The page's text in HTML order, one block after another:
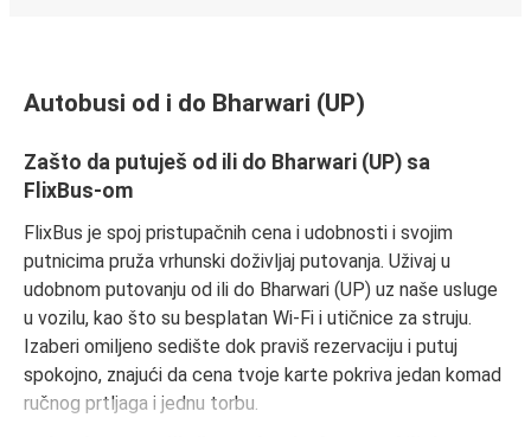
Autobusi od i do Bharwari (UP)
Zašto da putuješ od ili do Bharwari (UP) sa
FlixBus-om
FlixBus je spoj pristupačnih cena i udobnosti i svojim
putnicima pruža vrhunski doživljaj putovanja. Uživaj u
udobnom putovanju od ili do Bharwari (UP) uz naše usluge
u vozilu, kao što su besplatan Wi-Fi i utičnice za struju.
Izaberi omiljeno sedište dok praviš rezervaciju i putuj
spokojno, znajući da cena tvoje karte pokriva jedan komad
ručnog prtljaga i jednu torbu.